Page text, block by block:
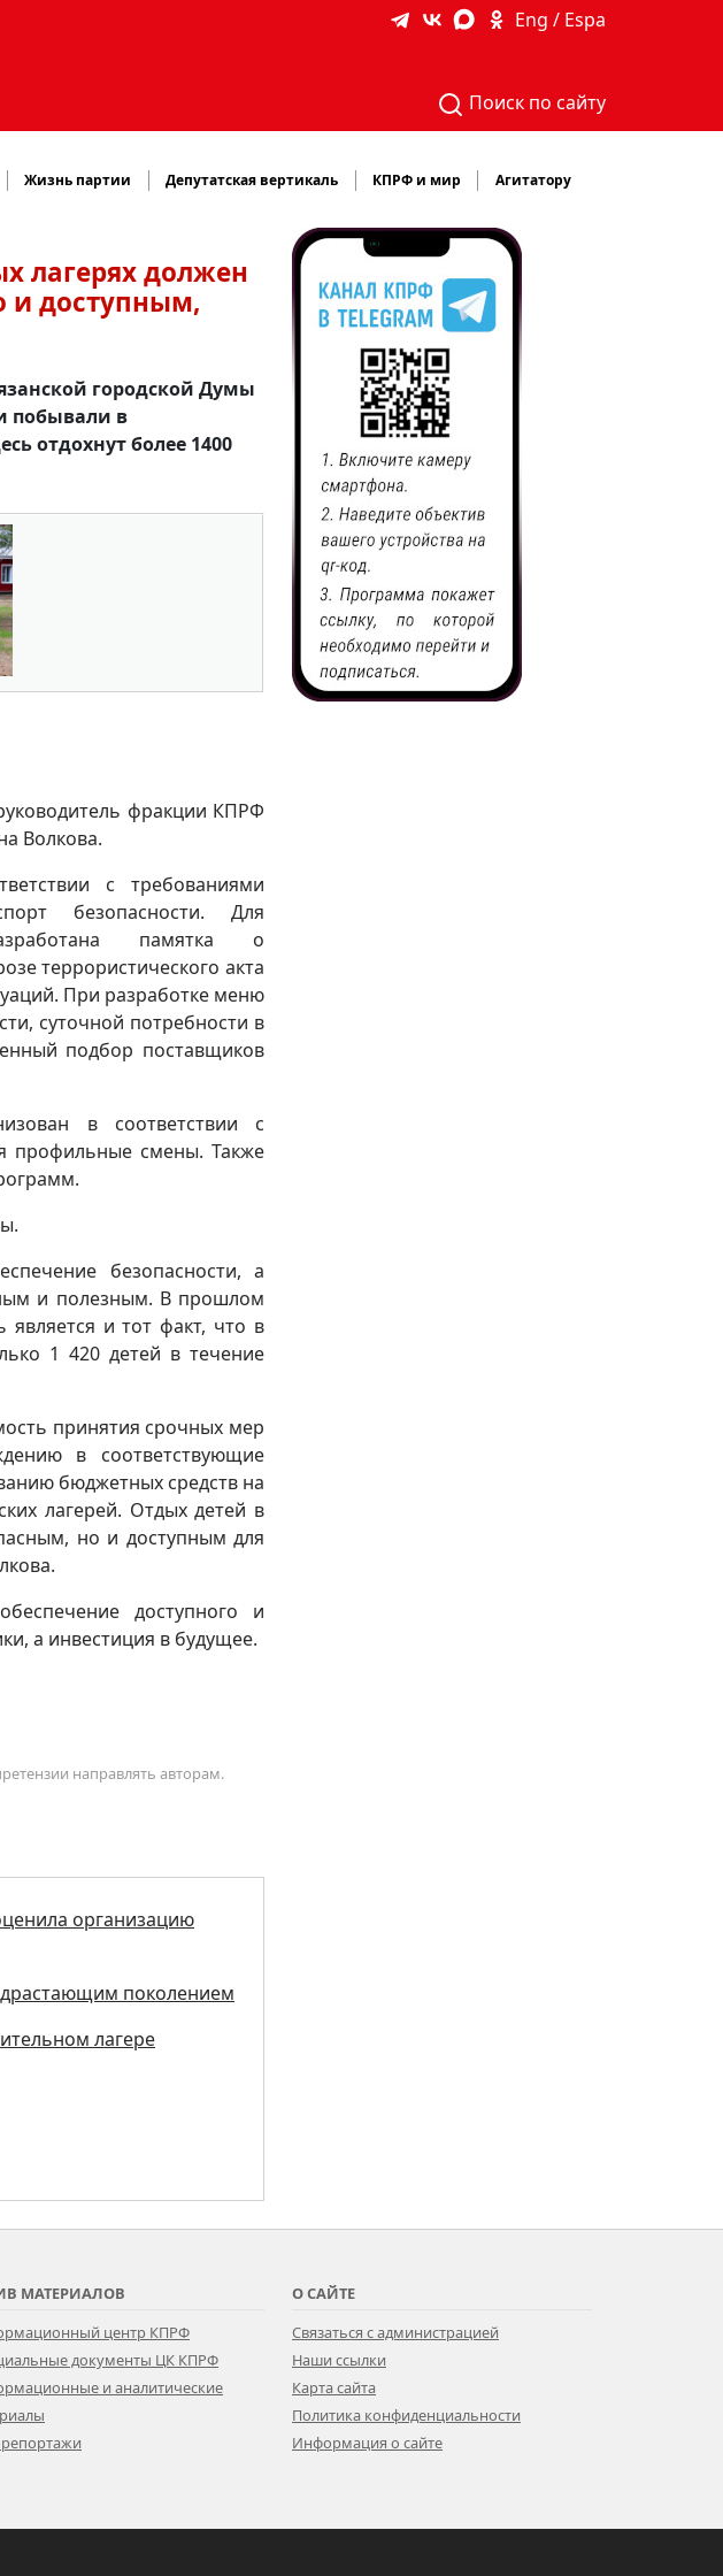
Eng / Espa
Поиск по сайту
Жизнь партии Депутатская вертикаль КПРФ и мир Агитатору
лагерях должен
и доступным,
городской Думы
побывали в
отдохнут более 1400
фракции КПРФ
Волкова.
с требованиями
безопасности. Для
памятка о
террористического акта
При разработке меню
суточной потребности в
подбор поставщиков
в соответствии с
профильные смены. Также
безопасности, а
и полезным. В прошлом
и тот факт, что в
1 420 детей в течение
принятия срочных мер
в соответствующие
бюджетных средств на
лагерей. Отдых детей в
но и доступным для
доступного и
а инвестиция в будущее.
направлять авторам.
организацию
поколением
лагере
МАТЕРИАЛОВ
центр КПРФ
документы ЦК КПРФ
и аналитические
О САЙТЕ
Связаться с администрацией
Наши ссылки
Карта сайта
Политика конфиденциальности
Информация о сайте